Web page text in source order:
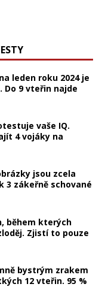
leden roku 2024 je
Do 9 vteřin najde
vaše IQ.
4 vojáky na
jsou zcela
3 zákeřně schované
během kterých
Zjistí to pouze
bystrým zrakem
12 vteřin. 95 %